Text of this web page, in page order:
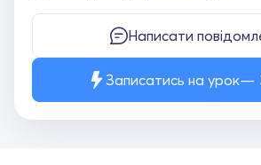
Написати
Записатись на урок